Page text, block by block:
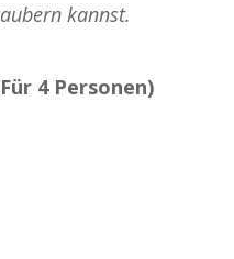
kannst.
4 Personen)